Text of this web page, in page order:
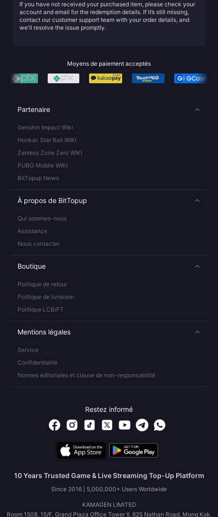
If you have not received your purchased item, please check your
account and email for the redemption details. If it’s still missing,
contact our customer support team with your order details, and
we'll resolve the issue promptly.
Moyens de paiement acceptés
Partenaire
Genshin Impact Wiki
Honkai: Star Rail WIKI
Zenless Zone Zero WIKI
PUBG Mobile WIKI
BitTopup News
À propos de BitTopup
Qui sommes-nous
Assistance
Nous contacter
Boutique
Politique de retour
Politique de livraison
Politique LCB/FT
Mentions légales
Service
Confidentialité
Normes éditoriales et clause de non-responsabilité
Restez informé
10 Years Trusted Game & Live Streaming Top-Up Platform
Since 2016 | 5,000,000+ Users Worldwide
KAMAGEN LIMITED
Room 1508, 15/F, Grand Plaza Office Tower II, 625 Nathan Road, Mong Kok,